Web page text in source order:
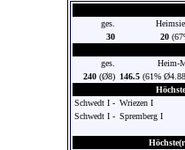
ges.
30
20
ges.
Heim-
240 (Ø8) 146.5 (61%
Schwedt I - Wriezen I
Schwedt I - Spremberg I